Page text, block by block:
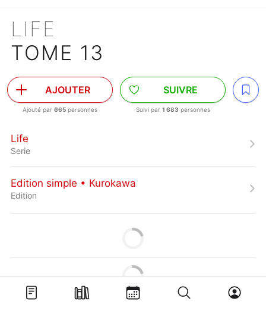
LIFE
TOME 13
AJOUTER
Ajouté par 665 personnes
SUIVRE
Suivi par 1 683 personnes
Life
Serie
Edition simple • Kurokawa
Edition